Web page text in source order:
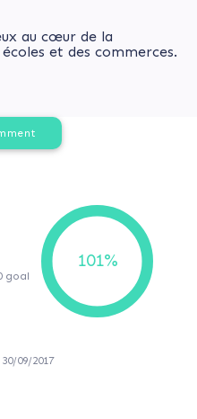
au cœur de la
et des commerces.
goal
09/2017